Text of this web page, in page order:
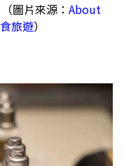
圖片來源： About
旅遊）